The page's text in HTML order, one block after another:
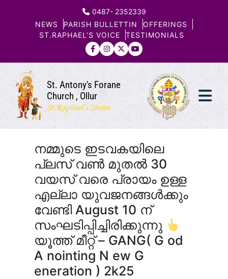
0487- 2352339
NEWS
PARISH BULLETTIN
OFFERINGS
ST.RAPHAEL’S VOICE
TESTIMONIALS
St. Antony's Forane
Church , Ollur
St.Raphael’s Shrine
നമ്മുടെ ഇടവകയിലെ
പ്ലസ് വൺ മുതൽ 30
വയസ് വരെ പ്രായം ഉള്ള
എല്ലാ യുവജനങ്ങൾക്കും
വേണ്ടി August 10 ന്
സംഘടിപ്പിച്ചിരിക്കുന്നു
യൂത്ത് മീറ്റ് – GANG( G od
A nointing N ew G
eneration ) 2k25